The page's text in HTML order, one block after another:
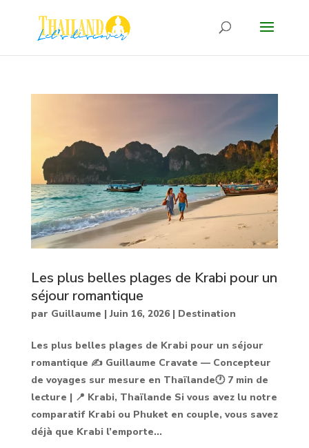
Les plus belles plages de Krabi pour un
séjour romantique
par Guillaume | Juin 16, 2026| Destination
Les plus belles plages de Krabi pour un séjour
romantique ✍️ Guillaume Cravate — Concepteur
de voyages sur mesure en Thaïlande🕐 7 min de
lecture | 📍 Krabi, Thaïlande Si vous avez lu notre
comparatif Krabi ou Phuket en couple, vous savez
déjà que Krabi l’emporte...